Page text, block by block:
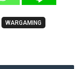
WARGAMING